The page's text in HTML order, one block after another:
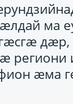
ма
дӕр,
ӕма